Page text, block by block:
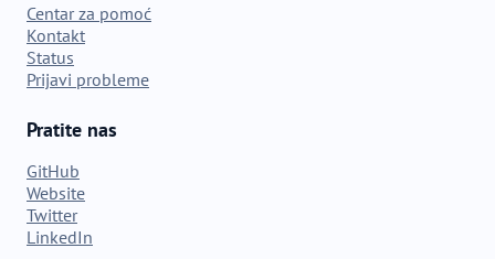
Centar za pomoć
Kontakt
Status
Prijavi probleme
Pratite nas
GitHub
Website
Twitter
LinkedIn